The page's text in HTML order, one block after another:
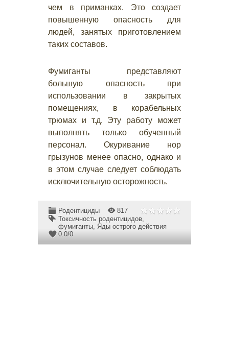
чем в приманках. Это создает
повышенную опасность для
людей, занятых приготовлением
таких составов.
Фумиганты представляют
большую опасность при
использовании в закрытых
помещениях, в корабельных
трюмах и т.д. Эту работу может
выполнять только обученный
персонал. Окуривание нор
грызунов менее опасно, однако и
в этом случае следует соблюдать
исключительную осторожность.
Родентициды
817
Токсичность родентицидов,
фумиганты, Яды острого действия
0.0/0